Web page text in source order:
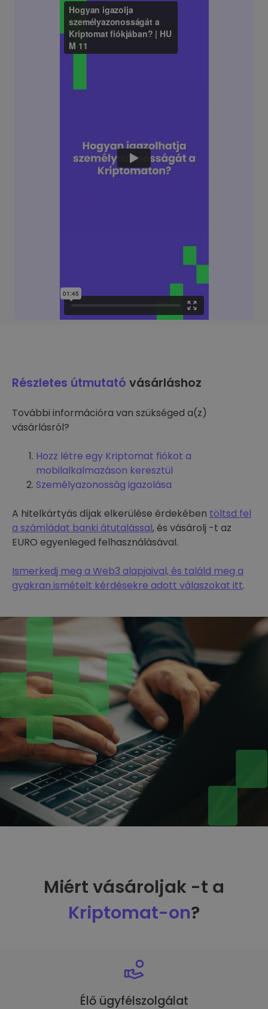
Részletes útmutató vásárláshoz
További információra van szükséged a(z)
vásárlásról?
Hozz létre egy Kriptomat fiókot a
mobilalkalmazáson keresztül
Személyazonosság igazolása
A hitelkártyás díjak elkerülése érdekében töltsd fel
a számládat banki átutalással, és vásárolj -t az
EURO egyenleged felhasználásával.
Ismerkedj meg a Web3 alapjaival, és találd meg a
gyakran ismételt kérdésekre adott válaszokat itt.
Miért vásároljak -t a
Kriptomat-on?
Élő ügyfélszolgálat